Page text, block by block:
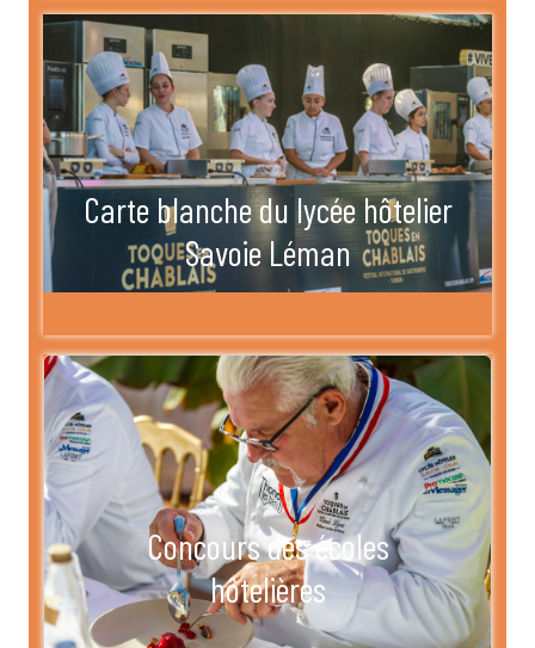
Carte blanche du lycée hôtelier
Savoie Léman
Concours des écoles
hôtelières